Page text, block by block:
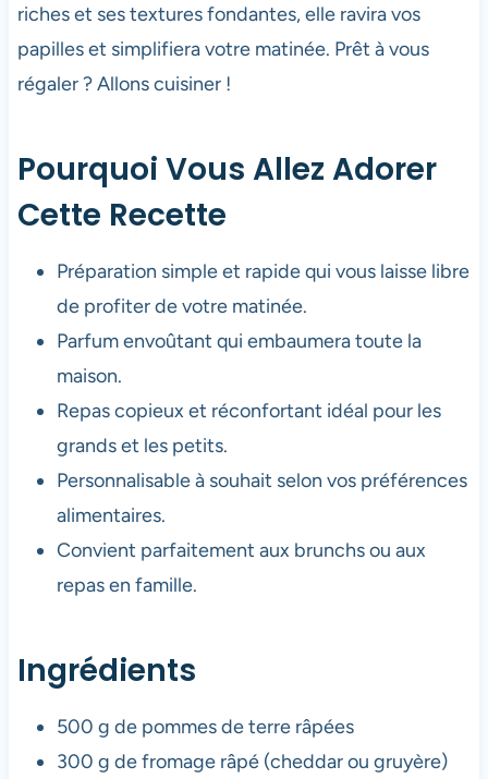
riches et ses textures fondantes, elle ravira vos
papilles et simplifiera votre matinée. Prêt à vous
régaler ? Allons cuisiner !
Pourquoi Vous Allez Adorer
Cette Recette
Préparation simple et rapide qui vous laisse libre
de profiter de votre matinée.
Parfum envoûtant qui embaumera toute la
maison.
Repas copieux et réconfortant idéal pour les
grands et les petits.
Personnalisable à souhait selon vos préférences
alimentaires.
Convient parfaitement aux brunchs ou aux
repas en famille.
Ingrédients
500 g de pommes de terre râpées
300 g de fromage râpé (cheddar ou gruyère)